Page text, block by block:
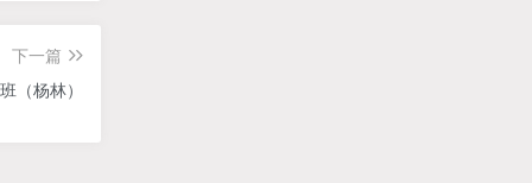
下一篇
（杨林）